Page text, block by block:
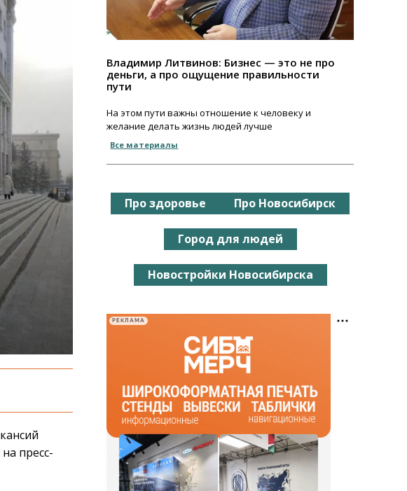
пресс-
Владимир Литвинов: Бизнес — это не про
деньги, а про ощущение правильности
пути
На этом пути важны отношение к человеку и
желание делать жизнь людей лучше
Все материалы
Про здоровье Про Новосибирск
Город для людей
Новостройки Новосибирска
РЕКЛАМА